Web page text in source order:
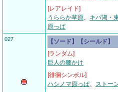
[レアレイド]
うららか草原、 キバ湖・
原っぱ
027
【ソード】【シールド】
[ランダム]
巨人の腰かけ
[徘徊シンボル]
ハシノマ原っぱ、 ストー